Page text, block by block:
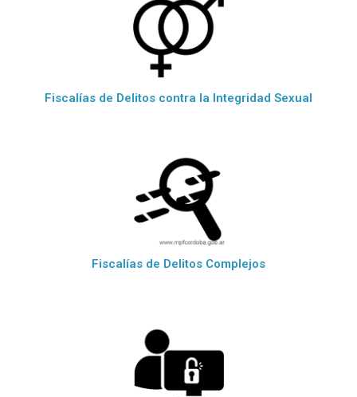
Fiscalías de Delitos contra la Integridad Sexual
Fiscalías de Delitos Complejos